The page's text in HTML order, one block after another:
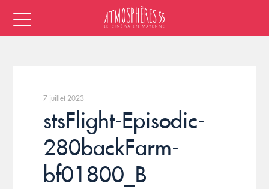
7 juillet 2023
stsFlight-Episodic-
280backFarm-
bf01800_B